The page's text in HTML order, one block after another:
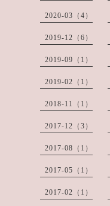
2020-03（4）
2019-12（6）
2019-09（1）
2019-02（1）
2018-11（1）
2017-12（3）
2017-08（1）
2017-05（1）
2017-02（1）